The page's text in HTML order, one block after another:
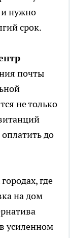
и нужно
срок.
почты
не только
до
где
на дом
усиленном